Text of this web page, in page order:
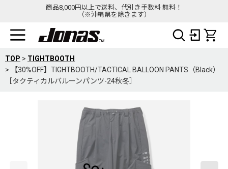
商品8,000円以上で送料、代引き手数料 無料！
（※沖縄県を除きます）
TOP > TIGHTBOOTH
>
【30%OFF】TIGHTBOOTH/TACTICAL BALLOON PANTS（Black）
［タクティカルバルーンパンツ-24秋冬］